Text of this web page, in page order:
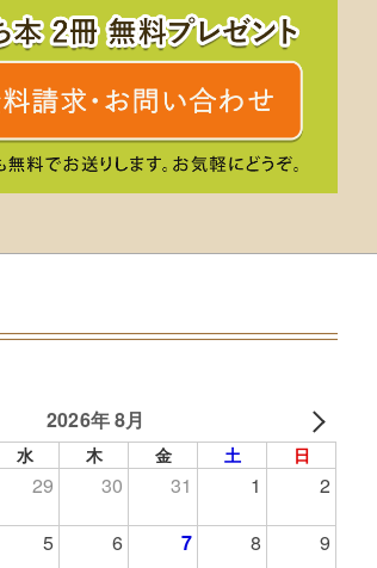
2026年 8月
水 木 金 土 日
29 30 31 1 2
5 6 7 8 9